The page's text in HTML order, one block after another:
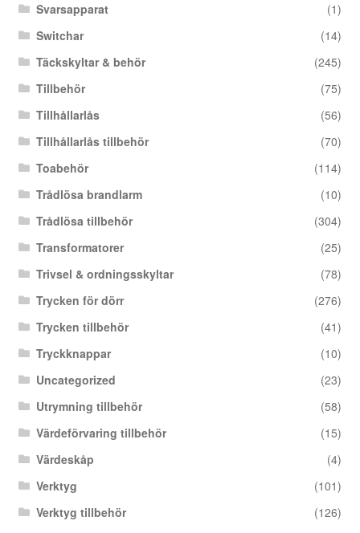
Svarsapparat
(1)
Switchar
(14)
Täckskyltar & behör
(245)
Tillbehör
(75)
Tillhållarlås
(56)
Tillhållarlås tillbehör
(70)
Toabehör
(114)
Trådlösa brandlarm
(10)
Trådlösa tillbehör
(304)
Transformatorer
(25)
Trivsel & ordningsskyltar
(78)
Trycken för dörr
(276)
Trycken tillbehör
(41)
Tryckknappar
(10)
Uncategorized
(23)
Utrymning tillbehör
(58)
Värdeförvaring tillbehör
(15)
Värdeskåp
(4)
Verktyg
(101)
Verktyg tillbehör
(126)